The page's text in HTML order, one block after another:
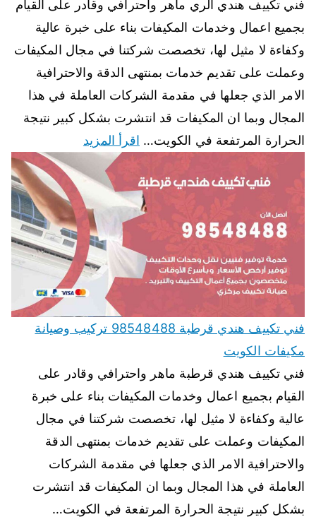
فني تكييف هندي الري ماهر واحترافي وقادر على القيام
بجميع اعمال وخدمات المكيفات بناء على خبرة عالية
وكفاءة لا مثيل لها، تخصصت شركتنا في مجال المكيفات
وعملت على تقديم خدمات بمنتهى الدقة والاحترافية
الامر الذي جعلها في مقدمة الشركات العاملة في هذا
المجال وبما ان المكيفات قد انتشرت بشكل كبير نتيجة
الحرارة المرتفعة في الكويت… اقرأ المزيد
فني تكييف هندي قرطبة 98548488 تركيب وصيانة
مكيفات الكويت
فني تكييف هندي قرطبة ماهر واحترافي وقادر على
القيام بجميع اعمال وخدمات المكيفات بناء على خبرة
عالية وكفاءة لا مثيل لها، تخصصت شركتنا في مجال
المكيفات وعملت على تقديم خدمات بمنتهى الدقة
والاحترافية الامر الذي جعلها في مقدمة الشركات
العاملة في هذا المجال وبما ان المكيفات قد انتشرت
بشكل كبير نتيجة الحرارة المرتفعة في الكويت…